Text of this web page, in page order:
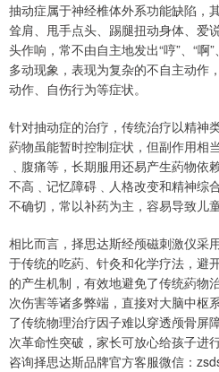
抽动症属于神经椎体外系功能缺陷，
耸肩、甩手点头、踢腿扭动身体、爱
头作响，常不由自主地发出“哼”、“啊
多动现象，表现为复杂的不自主动作
动作、自伤行为等症状。
针对抽动症的治疗，传统治疗以精神
葯物虽能暂时控制症状，但副作用相
﹑腹痛等，长期服用还易产生葯物依
不高﹑记忆障碍﹑人格改变和精神综
不确切，常以补药为主，容易导致儿
相比而言，择思达斯经颅磁刺激仪采
于传统的吃葯、针灸和化学疗法，避
的产生机制，有效地避免了传统葯物
次伤害等诸多弊端，直接对大脑中枢
了传统物理治疗因子难以穿透颅骨屏
次革命性突破，家长可放心给孩子进
咨询择思达斯品牌官方客服微信：